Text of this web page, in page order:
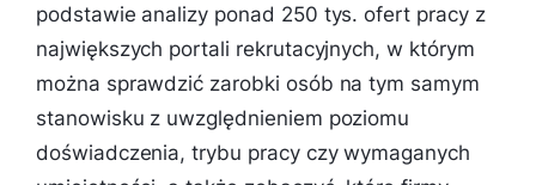
podstawie analizy ponad 250 tys. ofert pracy z
największych portali rekrutacyjnych, w którym
można sprawdzić zarobki osób na tym samym
stanowisku z uwzględnieniem poziomu
doświadczenia, trybu pracy czy wymaganych